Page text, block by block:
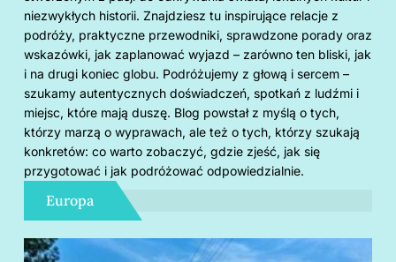
niezwykłych historii. Znajdziesz tu inspirujące relacje z
podróży, praktyczne przewodniki, sprawdzone porady oraz
wskazówki, jak zaplanować wyjazd – zarówno ten bliski, jak
i na drugi koniec globu. Podróżujemy z głową i sercem –
szukamy autentycznych doświadczeń, spotkań z ludźmi i
miejsc, które mają duszę. Blog powstał z myślą o tych,
którzy marzą o wyprawach, ale też o tych, którzy szukają
konkretów: co warto zobaczyć, gdzie zjeść, jak się
przygotować i jak podróżować odpowiedzialnie.
Europa